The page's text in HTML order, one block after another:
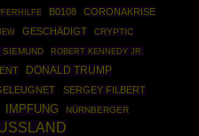
B0108 CORONAKRISE
GESCHÄDIGT
CRYPTIC
SIEMUND
ROBERT KENNEDY JR.
DONALD TRUMP
SERGEY FILBERT
IMPFUNG
NÜRNBERGER